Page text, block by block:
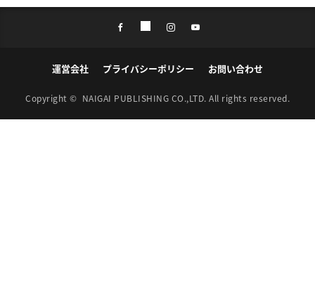
運営会社 プライバシーポリシー お問い合わせ
Copyright © NAIGAI PUBLISHING CO.,LTD. All rights reserved.